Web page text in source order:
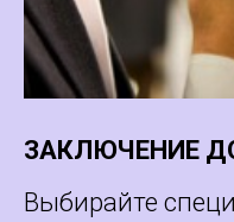
ЗАКЛЮЧЕНИЕ
Выбирайте